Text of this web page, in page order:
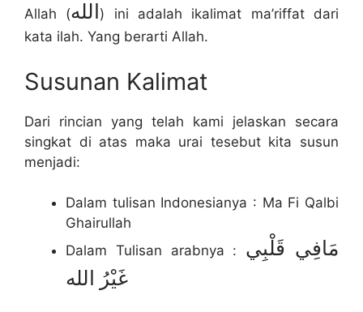
Allah (الله ) ini adalah ikalimat ma’riffat dari
kata ilah. Yang berarti Allah.
Susunan Kalimat
Dari rincian yang telah kami jelaskan secara
singkat di atas maka urai tesebut kita susun
menjadi:
Dalam tulisan Indonesianya : Ma Fi Qalbi
Ghairullah
Dalam Tulisan arabnya : مَافِي قَلْبِي
غَيْرُ الله